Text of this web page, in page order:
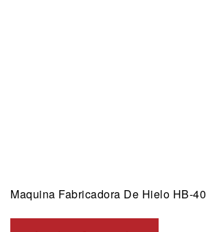
Maquina Fabricadora De Hielo HB-40